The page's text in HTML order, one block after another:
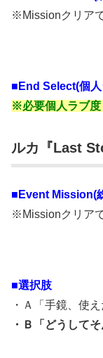
※Missionクリア
■End Select(個
※必要個人ラブ
ルカ『Last
■ Event Mission(
※Missionクリア
■選択肢
・ Ａ「手鏡、使
・Ｂ「どうして